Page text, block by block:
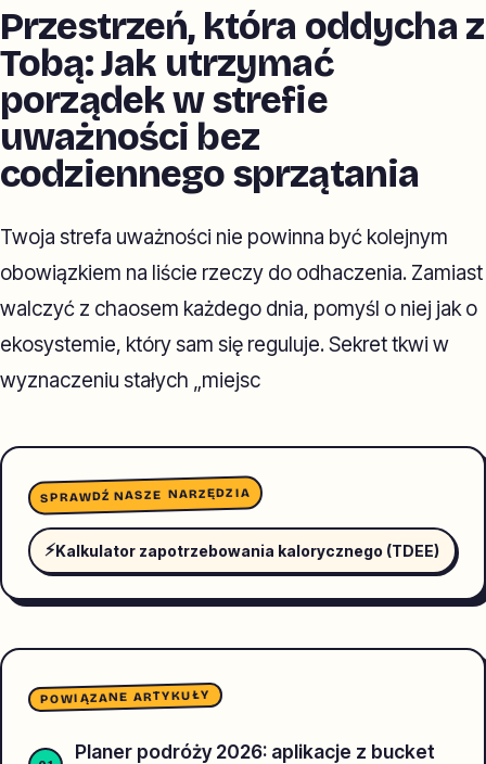
Przestrzeń, która oddycha z
Tobą: Jak utrzymać
porządek w strefie
uważności bez
codziennego sprzątania
Twoja strefa uważności nie powinna być kolejnym
obowiązkiem na liście rzeczy do odhaczenia. Zamiast
walczyć z chaosem każdego dnia, pomyśl o niej jak o
ekosystemie, który sam się reguluje. Sekret tkwi w
wyznaczeniu stałych „miejsc
SPRAWDŹ NASZE NARZĘDZIA
⚡Kalkulator zapotrzebowania kalorycznego (TDEE)
POWIĄZANE ARTYKUŁY
Planer podróży 2026: aplikacje z bucket